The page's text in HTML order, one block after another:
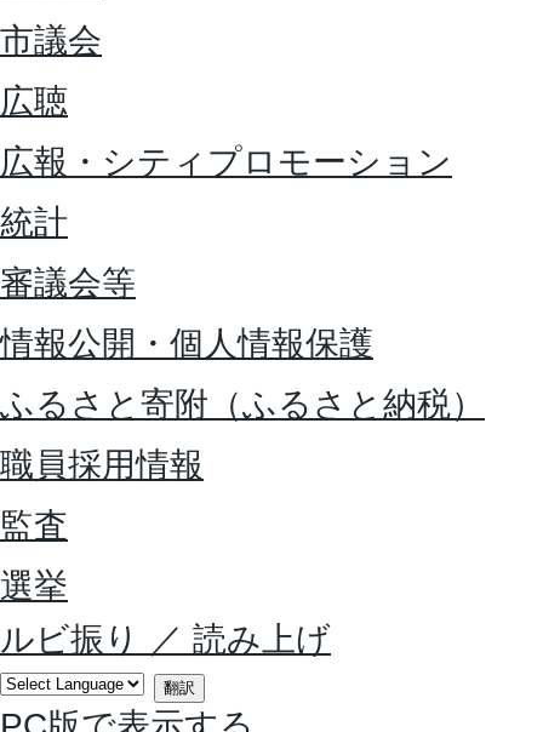
市議会
広聴
広報・シティプロモーション
統計
審議会等
情報公開・個人情報保護
ふるさと寄附（ふるさと納税）
職員採用情報
監査
選挙
ルビ振り
／ 読み上げ
翻訳